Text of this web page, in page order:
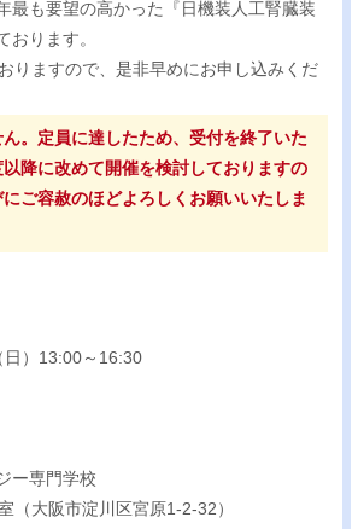
最も要望の高かった『日機装人工腎臓装
おります。
りますので、是非早めにお申し込みくだ
。定員に達したため、受付を終了いた
以降に改めて開催を検討しておりますの
ご容赦のほどよろしくお願いいたしま
）13:00～16:30
ー専門学校
大阪市淀川区宮原1-2-32）